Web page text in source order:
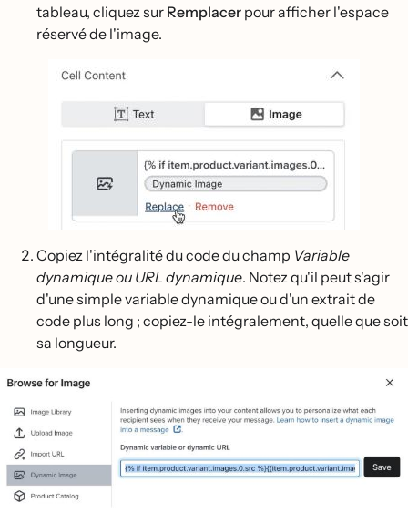
tableau, cliquez sur Remplacer pour afficher l'espace
réservé de l'image.
Copiez l'intégralité du code du champ Variable
dynamique ou URL dynamique. Notez qu'il peut s'agir
d'une simple variable dynamique ou d'un extrait de
code plus long ; copiez-le intégralement, quelle que soit
sa longueur.